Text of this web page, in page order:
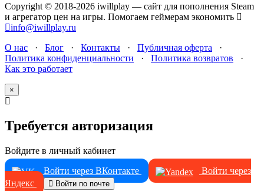
Copyright © 2018-2026 iwillplay — сайт для пополнения Steam
и агрегатор цен на игры. Помогаем геймерам экономить
info@iwillplay.ru
О нас · Блог · Контакты · Публичная оферта ·
Политика конфиденциальности · Политика возвратов ·
Как это работает
×
Требуется авторизация
Войдите в личный кабинет
Войти через ВКонтакте
Войти через
Яндекс
Войти по почте